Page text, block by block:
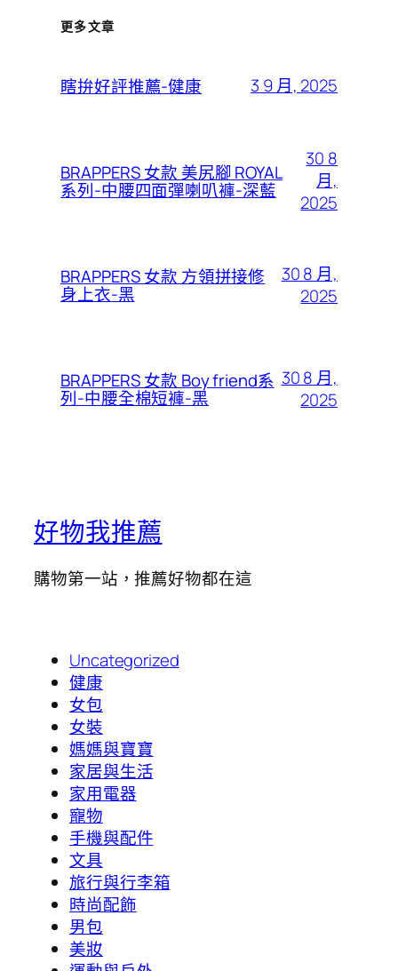
更多文章
瞎拚好評推薦-健康 3 9 月, 2025
BRAPPERS 女款 美尻腳 ROYAL
系列-中腰四面彈喇叭褲-深藍
30 8
月,
2025
BRAPPERS 女款 方領拼接修
身上衣-黑
30 8 月,
2025
BRAPPERS 女款 Boy friend系
列-中腰全棉短褲-黑
30 8 月,
2025
好物我推薦
購物第一站，推薦好物都在這
Uncategorized
健康
女包
女裝
媽媽與寶寶
家居與生活
家用電器
寵物
手機與配件
文具
旅行與行李箱
時尚配飾
男包
美妝